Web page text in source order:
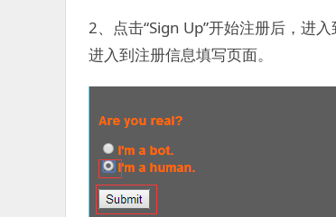
2、点击“Sign Up”开始注册后，进
进入到注册信息填写页面。